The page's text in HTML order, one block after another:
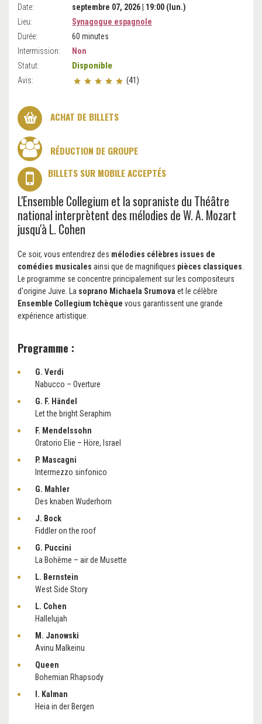
Date:
septembre 07, 2026 | 19:00 (lun.)
Lieu:
Synagogue espagnole
Durée:
60 minutes
Intermission:
Non
Statut:
Disponible
Avis: (41)
ACHAT DE BILLETS
RÉDUCTION DE GROUPE
BILLETS SUR MOBILE ACCEPTÉS
L'Ensemble Collegium et la sopraniste du Théâtre
national interprètent des mélodies de W. A. Mozart
jusqu'à L. Cohen
Ce soir, vous entendrez des mélodies célèbres issues de
comédies musicales ainsi que de magnifiques pièces classiques
Le programme se concentre principalement sur les compositeurs
d'origine Juive. La soprano Michaela Srumova et le célèbre
Ensemble Collegium tchèque vous garantissent une grande
expérience artistique.
Programme :
G. Verdi
Nabucco – Overture
G. F. Händel
Let the bright Seraphim
F. Mendelssohn
Oratorio Elie – Höre, Israel
P. Mascagni
Intermezzo sinfonico
G. Mahler
Des knaben Wuderhorn
J. Bock
Fiddler on the roof
G. Puccini
La Bohème – air de Musette
L. Bernstein
West Side Story
L. Cohen
Hallelujah
M. Janowski
Avinu Malkeinu
Queen
Bohemian Rhapsody
I. Kalman
Heia in der Bergen